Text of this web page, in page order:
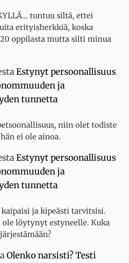
tuntuu siltä, ettei
erityisherkkiä, koska
oppilasta mutta silti minua
Estynyt persoonallisuus
ja
tunnetta
niin olet todiste
ei ole ainoa.
Estynyt persoonallisuus
ja
tunnetta
ja kipeästi tarvitsisi.
ole löytynyt estyneelle. Kuka
Olenko narsisti? Testi